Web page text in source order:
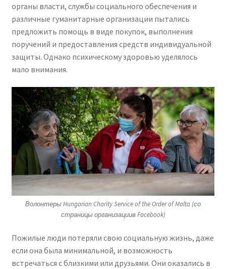
органы власти, службы социального обеспечения и
различные гуманитарные организации пытались
предложить помощь в виде покупок, выполнения
поручений и предоставления средств индивидуальной
защиты. Однако психическому здоровью уделялось
мало внимания.
Волонтеры Hungarian Charity Service of the Order of Malta (со
страницы организациив Facebook)
Пожилые люди потеряли свою социальную жизнь, даже
если она была минимальной, и возможность
встречаться с близкими или друзьями. Они оказались в